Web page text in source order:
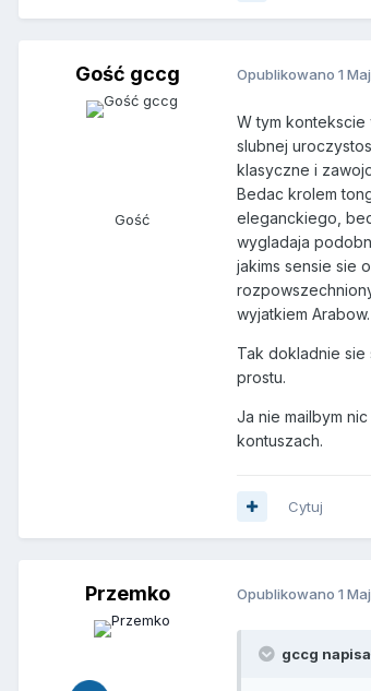
Gość gccg
Gość
Opublikowano 1
W tym kontekscie
slubnej
klasyczne i
Bedac krolem
eleganckiego,
wygladaja
jakims sensie sie
wyjatkiem Arabow.
Tak dokladnie
prostu.
Ja nie mailbym
kontuszach.
Cytuj
Przemko Opublikowano 1
gccg